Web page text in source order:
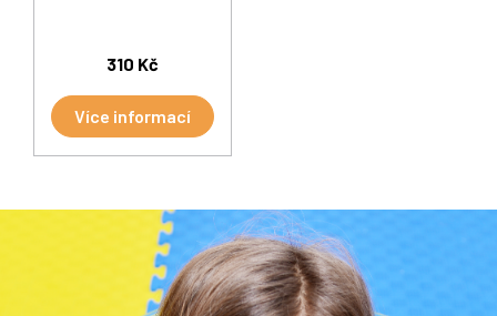
310 Kč
Více informací